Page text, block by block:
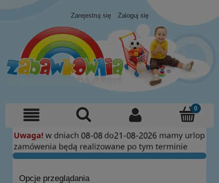
Zarejestruj się Zaloguj się
Opcje przeglądania